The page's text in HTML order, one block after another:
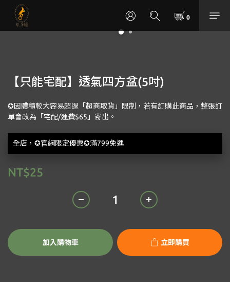
【只能宅配】透氣四方盆(5吋)
✪因體積較大容易超過「超商取貨」限制，若有訂購此商品，整張訂
單會改為「宅配/運費$65」寄出。
全店，✪官網限定優惠✪滿799免運
NT$25
加入購物車 立即購買